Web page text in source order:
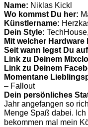
Name: Niklas Kickl
Wo kommst Du her:
Künstlername:
Dein Style:
Mit welcher Hardware
Seit wann legst Du
Link zu Deinem
Link zu Deinem
Momentane
– Fallout
Dein persönliches
Jahr angefangen so
Menge Spaß dabei.
bekommen mal mein